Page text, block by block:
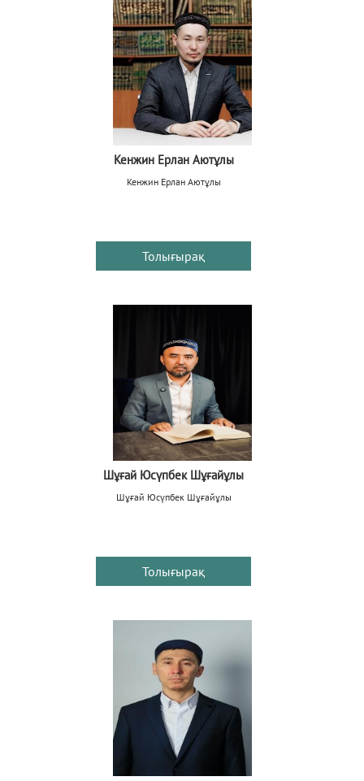
Кенжин Ерлан Аютұлы
Кенжин Ерлан Аютұлы
Толығырақ
Шұғай Юсүпбек Шұғайұлы
Шұғай Юсүпбек Шұғайұлы
Толығырақ